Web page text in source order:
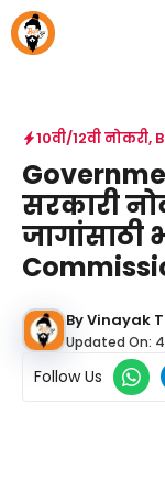
Skip
to
content
10वी/12वी नोकरी,
सरकारी
जागांसाठी
ByVinayak
Updated On:
Follow Us